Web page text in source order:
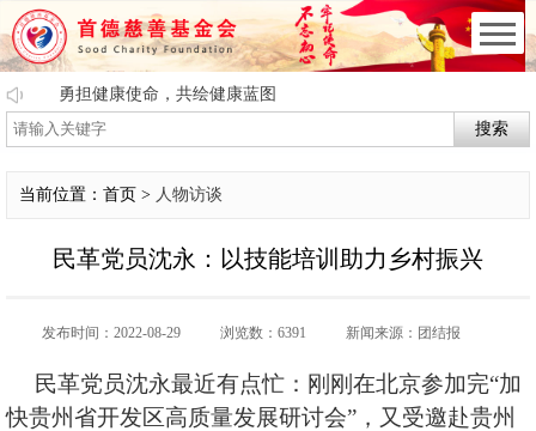
勇担健康使命，共绘健康蓝图
搜索
当前位置：首页 > 人物访谈
民革党员沈永：以技能培训助力乡村振兴
发布时间：2022-08-29 浏览数：6391 新闻来源：团结报
民革党员沈永最近有点忙：刚刚在北京参加完“加
快贵州省开发区高质量发展研讨会”，又受邀赴贵州